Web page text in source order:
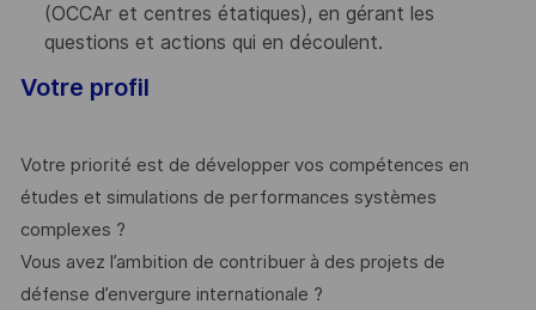
(OCCAr et centres étatiques), en gérant les
questions et actions qui en découlent.
Votre profil
Votre priorité est de développer vos compétences en
études et simulations de performances systèmes
complexes ?
Vous avez l’ambition de contribuer à des projets de
défense d’envergure internationale ?